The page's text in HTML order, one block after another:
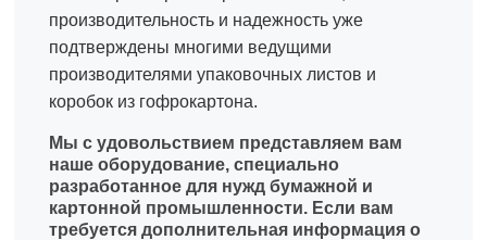
производительность и надежность уже
подтверждены многими ведущими
производителями упаковочных листов и
коробок из гофрокартона.
Мы с удовольствием представляем вам
наше оборудование, специально
разработанное для нужд бумажной и
картонной промышленности. Если вам
требуется дополнительная информация о